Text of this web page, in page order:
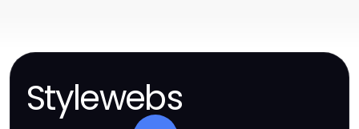
Stylewebs